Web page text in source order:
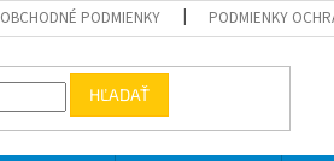
OBCHODNÉ PODMIENKY PODMIENKY
HĽADAŤ